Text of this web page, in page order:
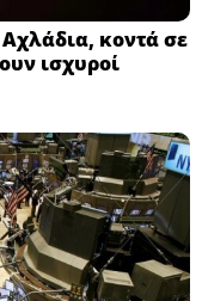
κοντά σε
ισχυροί